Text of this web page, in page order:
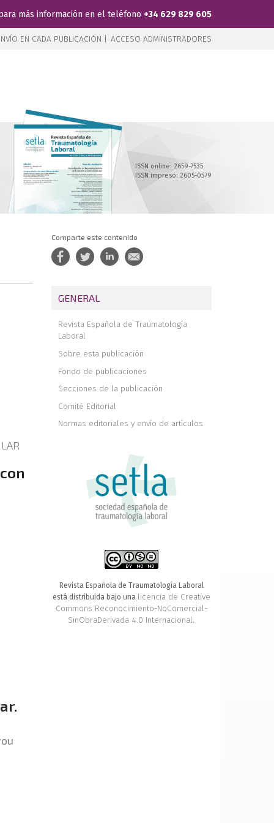
más información en el teléfono +34 629 829 605
EN CADA PUBLICACIÓN | ACCESO ADMINISTRADORES
ISSN online: 2659-7535
ISSN impreso: 2605-0579
Comparte este contenido
GENERAL
Revista Española de Traumatología
Laboral
Sobre esta publicación
Fondo de publicaciones
Secciones de la publicación
Comité Editorial
Normas editoriales y envío de artículos
Revista Española de Traumatología Laboral
está distribuida bajo una licencia de Creative
Commons Reconocimiento-NoComercial-
SinObraDerivada 4.0 Internacional.